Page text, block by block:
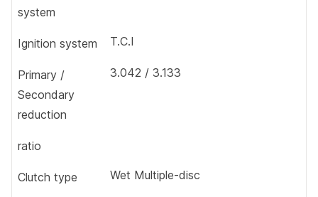
system
Ignition system T.C.I
Primary /
Secondary
reduction
ratio
3.042 / 3.133
Clutch type Wet Multiple-disc